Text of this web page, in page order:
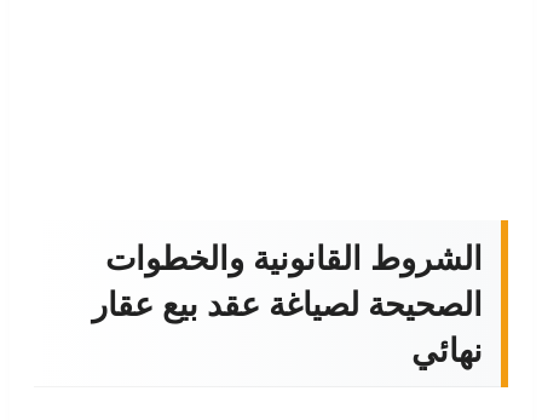
الشروط القانونية والخطوات
الصحيحة لصياغة عقد بيع عقار
نهائي